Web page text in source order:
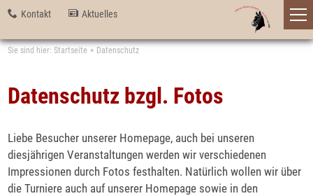
Kontakt Aktuelles
Sie sind hier: Startseite Datenschutz
Datenschutz bzgl. Fotos
Liebe Besucher unserer Homepage, auch bei unseren
diesjährigen Veranstaltungen werden wir verschiedenen
Impressionen durch Fotos festhalten. Natürlich wollen wir über
die Turniere auch auf unserer Homepage sowie in den